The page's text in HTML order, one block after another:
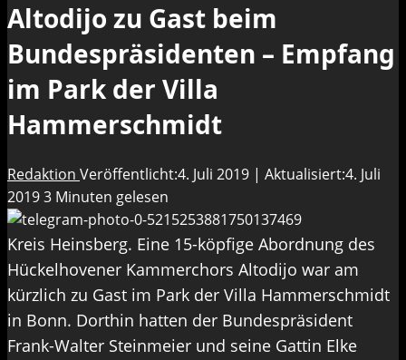
Altodijo zu Gast beim
Bundespräsidenten – Empfang
im Park der Villa
Hammerschmidt
Redaktion Veröffentlicht:4. Juli 2019 | Aktualisiert:4. Juli
20193 Minuten gelesen
Kreis Heinsberg. Eine 15-köpfige Abordnung des
Hückelhovener Kammerchors Altodijo war am
kürzlich zu Gast im Park der Villa Hammerschmidt
in Bonn. Dorthin hatten der Bundespräsident
Frank-Walter Steinmeier und seine Gattin Elke